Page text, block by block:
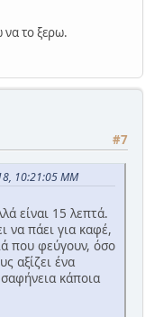
να το ξερω.
#7
10:21:05 ΜΜ
είναι 15 λεπτά.
να πάει για καφέ,
που φεύγουν, όσο
αξίζει ένα
κάποια